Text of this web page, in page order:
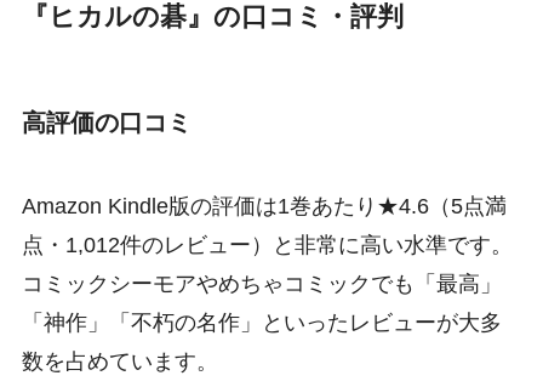
『ヒカルの碁』の口コミ・評判
高評価の口コミ
Amazon Kindle版の評価は1巻あたり★4.6（5点満
点・1,012件のレビュー）と非常に高い水準です。
コミックシーモアやめちゃコミックでも「最高」
「神作」「不朽の名作」といったレビューが大多
数を占めています。